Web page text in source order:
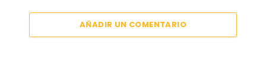
AÑADIR UN COMENTARIO